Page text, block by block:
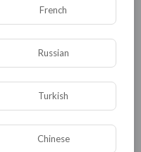
Кроме того,
за
прокурору
French
Russian
Turkish
Chinese